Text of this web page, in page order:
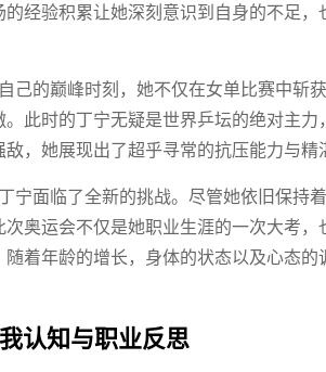
经验积累让她深刻意识到自身的不足
己的巅峰时刻，她不仅在女单比赛中斩
此时的丁宁无疑是世界乒坛的绝对主
，她展现出了超乎寻常的抗压能力与精
宁面临了全新的挑战。尽管她依旧保持
奥运会不仅是她职业生涯的一次大考
着年龄的增长，身体的状态以及心态
认知与职业反思